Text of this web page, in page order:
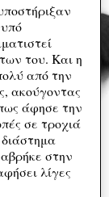
του. Και η
από την
ακούγοντας
άφησε την
σε τροχιά
στην
λίγες